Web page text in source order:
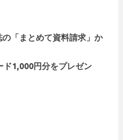
「まとめて資料請求」か
ド1,000円分をプレゼン